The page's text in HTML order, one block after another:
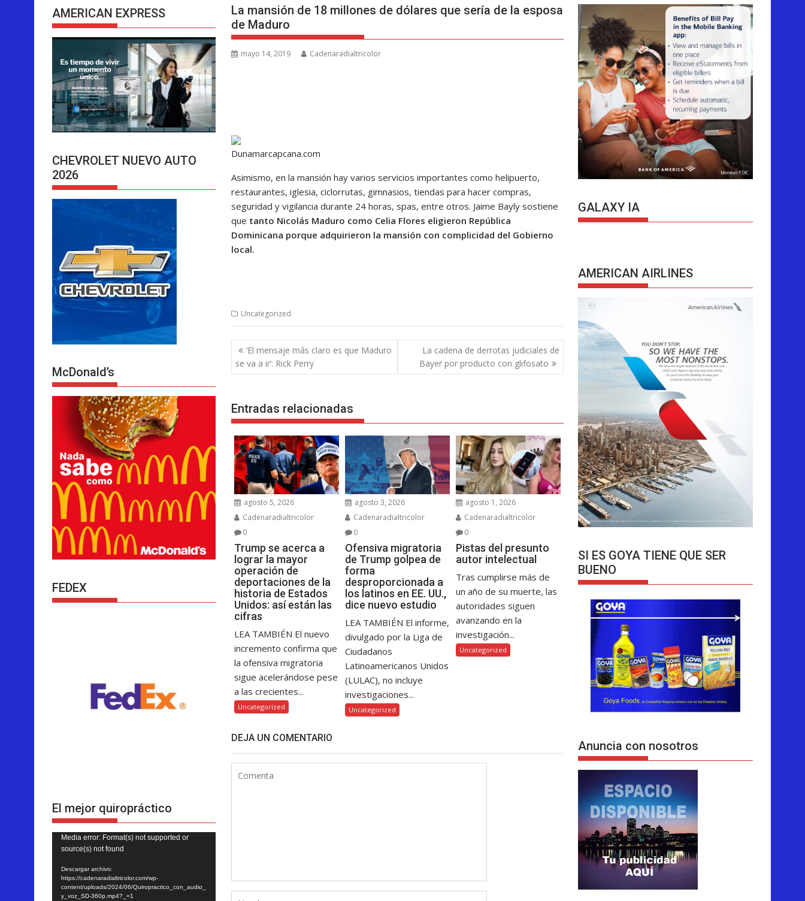
La mansión de 18 millones de dólares que sería de la esposa
de Maduro
mayo 14, 2019 Cadenaradialtricolor
Dunamarcapcana.com
Asimismo, en la mansión hay varios servicios importantes como helipuerto,
restaurantes, iglesia, ciclorrutas, gimnasios, tiendas para hacer compras,
seguridad y vigilancia durante 24 horas, spas, entre otros. Jaime Bayly sostiene
que tanto Nicolás Maduro como Celia Flores eligieron República
Dominicana porque adquirieron la mansión con complicidad del Gobierno
local.
Uncategorized
Navegación
de
entradas
‘El mensaje más claro es que Maduro
se va a ir’: Rick Perry
La cadena de derrotas judiciales de
Bayer por producto con glifosato
Entradas relacionadas
agosto 5, 2026
Cadenaradialtricolor
0
Trump se acerca a
lograr la mayor
operación de
deportaciones de la
historia de Estados
Unidos: así están las
cifras
LEA TAMBIÉN El nuevo
incremento confirma que
la ofensiva migratoria
sigue acelerándose pese
a las crecientes...
Uncategorized
agosto 3, 2026
Cadenaradialtricolor
0
Ofensiva migratoria
de Trump golpea de
forma
desproporcionada a
los latinos en EE. UU.,
dice nuevo estudio
LEA TAMBIÉN El informe,
divulgado por la Liga de
Ciudadanos
Latinoamericanos Unidos
(LULAC), no incluye
investigaciones...
Uncategorized
agosto 1, 2026
Cadenaradialtricolor
0
Pistas del presunto
autor intelectual
Tras cumplirse más de
un año de su muerte, las
autoridades siguen
avanzando en la
investigación...
Uncategorized
DEJA UN COMENTARIO
AMERICAN EXPRESS
CHEVROLET NUEVO AUTO
2026
McDonald’s
FEDEX
El mejor quiropráctico
Reproductor
de
vídeo
Media error: Format(s) not supported or
source(s) not found
Descargar archivo:
https://cadenaradialtricolor.com/wp-
content/uploads/2024/06/Quiropractico_con_audio_
y_voz_SD-360p.mp4?_=1
GALAXY IA
AMERICAN AIRLINES
SI ES GOYA TIENE QUE SER
BUENO
Anuncia con nosotros